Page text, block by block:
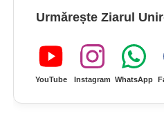
Urmărește Ziarul
YouTube Instagram WhatsApp